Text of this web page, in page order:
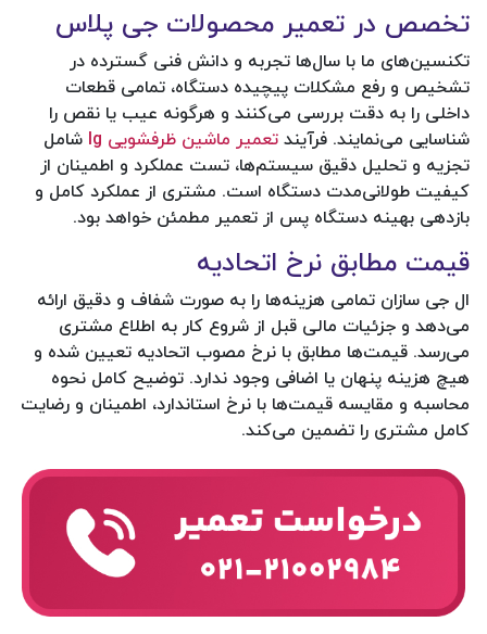
تخصص در تعمیر محصولات جی پلاس
تکنسین‌های ما با سال‌ها تجربه و دانش فنی گسترده در
تشخیص و رفع مشکلات پیچیده دستگاه، تمامی قطعات
داخلی را به دقت بررسی می‌کنند و هرگونه عیب یا نقص را
شناسایی می‌نمایند. فرآیندتعمیر ماشین ظرفشویی lg
شامل
تجزیه و تحلیل دقیق سیستم‌ها، تست عملکرد و اطمینان از
کیفیت طولانی‌مدت دستگاه است. مشتری از عملکرد کامل و
بازدهی بهینه دستگاه پس از تعمیر مطمئن خواهد بود.
قیمت مطابق نرخ اتحادیه
ال جی سازان تمامی هزینه‌ها را به صورت شفاف و دقیق ارائه
می‌دهد و جزئیات مالی قبل از شروع کار به اطلاع مشتری
می‌رسد. قیمت‌ها مطابق با نرخ مصوب اتحادیه تعیین شده و
هیچ هزینه پنهان یا اضافی وجود ندارد. توضیح کامل نحوه
محاسبه و مقایسه قیمت‌ها با نرخ استاندارد، اطمینان و رضایت
کامل مشتری را تضمین می‌کند.